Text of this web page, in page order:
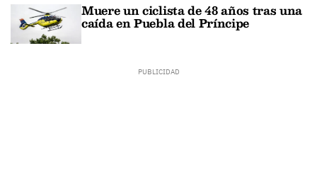
Muere un ciclista de 48 años tras una
caída en Puebla del Príncipe